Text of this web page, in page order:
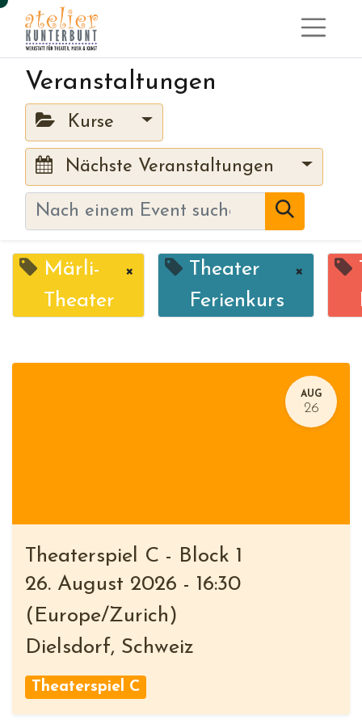
Veranstaltungen
Kurse
Nächste Veranstaltungen
Märli-
Theater
×
Theater
Ferienkurs
×
AUG
26
Theaterspiel C - Block 1
26. August 2026 - 16:30
( Europe/Zurich )
Dielsdorf, Schweiz
Theaterspiel C